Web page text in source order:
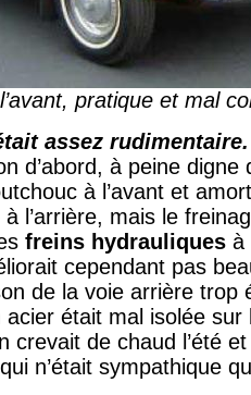
pratique et mal
assez rudimentaire.
d’abord, à peine digne
à l’avant et
l’arrière, mais le
freins hydrauliques à
cependant pas
de la voie arrière trop
acier était mal isolée
crevait de chaud l’été
n’était sympathique